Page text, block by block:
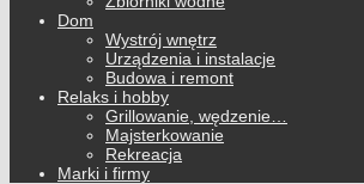
Dom
Wystrój wnętrz
Urządzenia i instalacje
Budowa i remont
Relaks i hobby
Grillowanie, wędzenie…
Majsterkowanie
Rekreacja
Marki i firmy